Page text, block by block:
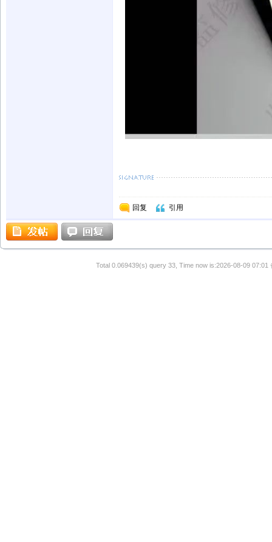
回复 引用
Total 0.069439(s) query 33, Time now is:2026-08-09 07:01